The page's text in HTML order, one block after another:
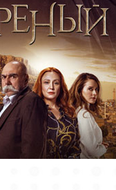
71 серия
75 серия
79 серия
83 серия
87 серия